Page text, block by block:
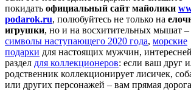
покидать официальный сайт майолики
podarok.ru, полюбуйтесь не только на
игрушки, но и на восхитительных мышат –
символы наступающего 2020 года, морские
подарки для настоящих мужчин,
раздел для коллекционеров: если ваш друг
родственник коллекционирует лисичек,
или других персонажей – вам прямая